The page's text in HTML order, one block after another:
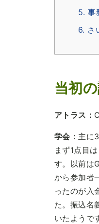
5. 事
6. さ
当初
アトラス：
学会： 主に
まず1点目は
す。以前は
から参加者
ったのが入
た。振込名
いたようで